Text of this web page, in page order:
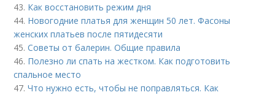
43. Как восстановить режим дня
44. Новогодние платья для женщин 50 лет. Фасоны
женских платьев после пятидесяти
45.Советы от балерин. Общие правила
46. Полезно ли спать на жестком. Как подготовить
спальное место
47.Что нужно есть, чтобы не поправляться. Как